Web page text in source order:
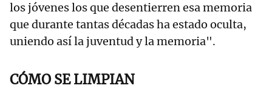
los jóvenes los que desentierren esa memoria
que durante tantas décadas ha estado oculta,
uniendo así la juventud y la memoria".
CÓMO SE LIMPIAN